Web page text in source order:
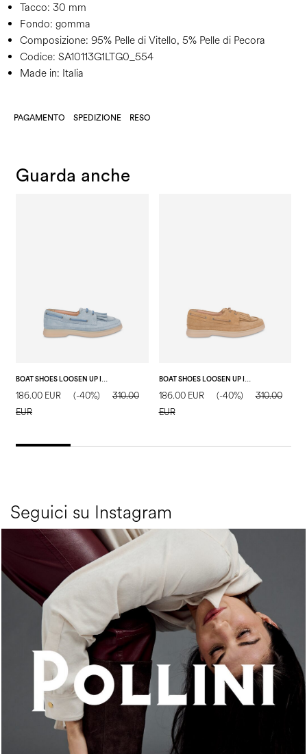
Tacco: 30 mm
Fondo: gomma
Composizione: 95% Pelle di Vitello, 5% Pelle di Pecora
Codice: SA10113G1LTG0_554
Made in: Italia
PAGAMENTO SPEDIZIONE RESO
Guarda anche
BOAT SHOES LOOSEN UP IN CROSTA ACQUA
186.00 EUR (-40%)
310.00
EUR
BOAT SHOES LOOSEN UP IN CROSTA SAND
186.00 EUR (-40%)
310.00
EUR
Seguici su Instagram
An ode to the house’s vibrant Italian roots, the new...